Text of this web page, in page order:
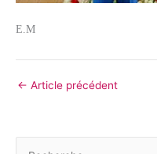
E.M
← Article précédent